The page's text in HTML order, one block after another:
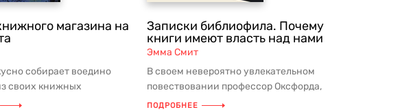
магазина на
собирает воедино
своих книжных
живописном уголке Новой
Записки библиофила. Почему
книги имеют власть над нами
Эмма Смит
В своем невероятно увлекательном
повествовании профессор Оксфорда,
специалист по Шекспиру Эмма Смит ...
ПОДРОБНЕЕ